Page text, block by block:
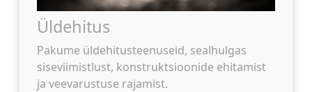
Üldehitus
Pakume üldehitusteenuseid, sealhulgas
siseviimistlust, konstruktsioonide ehitamist
ja veevarustuse rajamist.